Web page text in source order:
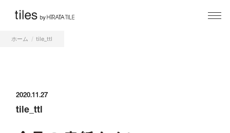
ホーム tile_ttl
2020.11.27
tile_ttl